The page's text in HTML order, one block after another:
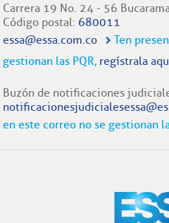
Carrera 19 No. 24 - 56
Código postal: 680011
essa@essa.com.co
Ten
gestionan las PQR, regístrala
Buzón de notificaciones
en este correo no se gestionan